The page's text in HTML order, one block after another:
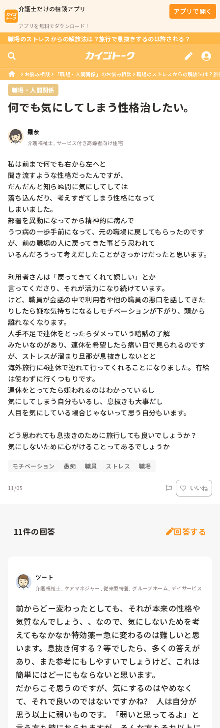
介護士だけの相談アプリ
アプリを無料でダウンロード！
アプリで開く
職場のストレスからの解放法は？旅行で息抜きするのは許される？
お悩み相談 「職場・人間関係」のお悩み相談 職場のストレスからの解放法は？
職場・人間関係
何でも気にしてしまう性格治したい。
羅奈
介護福祉士, サービス付き高齢者向け住宅
私は前まで何でも右から左へと
聞き流すような性格だったんですが、
だんだんと知らぬ間に気にしてしては
落ち込んだり、考えすぎてしまう性格になって
しまいました。
部署を異動になってから精神的に病んで
うつ病の一歩手前になって、元の職場に戻してもらったのです
が、前の職場の人に戻ってきた事どう思われて
いるんだろうって考えだしたことがきっかけだったと思います。
利用者さんは「戻ってきてくれて嬉しい」とか
言ってくださり、それが活力になり続けています。
けど、職員が会話の中で利用者や他の職員の悪口を話してきた
りしたら嫌な気持ちになるしモチベーションが下がり、頭から
離れなくなります。
人手不足で連休をとったらダメっていう暗黙の了解
みたいなのがあり、連休を希望したら痛い目で見られるのです
が、ストレスが溜まり旦那が息抜きしないとと
海外旅行に4連休で連れて行ってくれることになりました。有給
は使わずに行くつもりです。
連休をとってたら嫌われるのはわかっているし
気にしてしまう自分もいるし、息抜きも大事だし
人目を気にしている場合じゃないって思う自分もいます。
どう思われても息抜きのために旅行しても良いでしょうか？
気にしないために心がけることってあるでしょうか
モチベーション 愚痴 職員 ストレス 職場
11/05 いいね
11件の回答 回答する
ツート
介護福祉士, ケアマネジャー, 従来型特養, グループホーム, デイサービス
前からどー変わったとしても、それが本来の性格や
気質なんでしょう、、なので、気にしないためを考
えてもなかなか特効薬＝急に変わるのは難しいと思
います。息抜き何する？等でしたら、多くの答えが
あり、また参考にもしやすいでしょうけど、これは
簡単にはどーにもならないと思います。
だからこそ思うのですが、気にするのはやめなく
て、それで良いのではないですかね?　人は自分が
思う以上に弱いものです。「弱いと思ってるよ」と